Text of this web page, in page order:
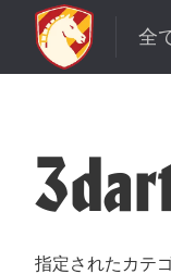
全
指定されたカテ